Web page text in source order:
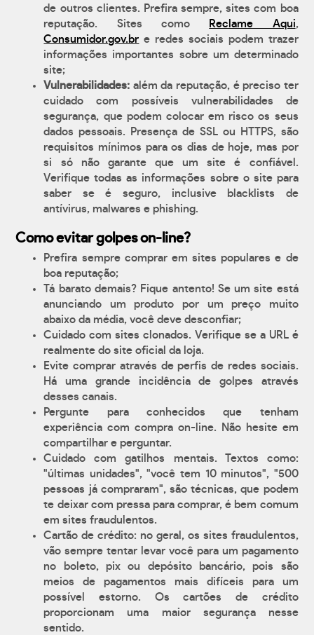
de outros clientes. Prefira sempre, sites com boa
reputação. Sites como
Reclame Aqui,
Consumidor.gov.br e redes sociais podem trazer
informações importantes sobre um determinado
site;
Vulnerabilidades: além da reputação, é preciso ter
cuidado com possíveis vulnerabilidades de
segurança, que podem colocar em risco os seus
dados pessoais. Presença de SSL ou HTTPS, são
requisitos mínimos para os dias de hoje, mas por
si só não garante que um site é confiável.
Verifique todas as informações sobre o site para
saber se é seguro, inclusive blacklists de
antívirus, malwares e phishing.
Como evitar golpes on-line?
Prefira sempre comprar em sites populares e de
boa reputação;
Tá barato demais? Fique antento! Se um site está
anunciando um produto por um preço muito
abaixo da média, você deve desconfiar;
Cuidado com sites clonados. Verifique se a URL é
realmente do site oficial da loja.
Evite comprar através de perfis de redes sociais.
Há uma grande incidência de golpes através
desses canais.
Pergunte para conhecidos que tenham
experiência com compra on-line. Não hesite em
compartilhar e perguntar.
Cuidado com gatilhos mentais. Textos como:
"últimas unidades", "você tem 10 minutos", "500
pessoas já compraram", são técnicas, que podem
te deixar com pressa para comprar, é bem comum
em sites fraudulentos.
Cartão de crédito: no geral, os sites fraudulentos,
vão sempre tentar levar você para um pagamento
no boleto, pix ou depósito bancário, pois são
meios de pagamentos mais difíceis para um
possível estorno. Os cartões de crédito
proporcionam uma maior segurança nesse
sentido.